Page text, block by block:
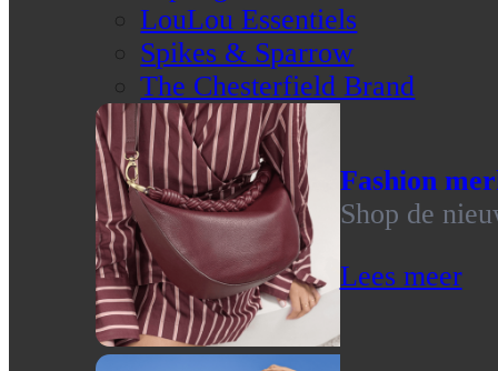
LouLou Essentiels
Spikes & Sparrow
The Chesterfield Brand
Fashion
Shop de
Lees meer